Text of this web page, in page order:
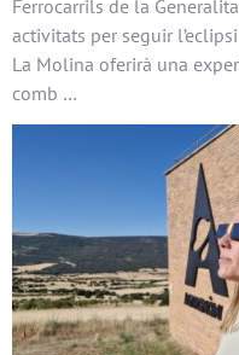
Ferrocarrils de la
activitats per seguir
La Molina oferirà una
comb …